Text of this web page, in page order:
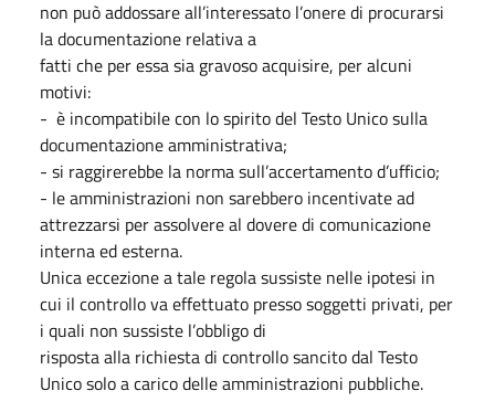
non può addossare all’interessato l’onere di procurarsi
la documentazione relativa a
fatti che per essa sia gravoso acquisire, per alcuni
motivi:
- è incompatibile con lo spirito del Testo Unico sulla
documentazione amministrativa;
- si raggirerebbe la norma sull’accertamento d’ufficio;
- le amministrazioni non sarebbero incentivate ad
attrezzarsi per assolvere al dovere di comunicazione
interna ed esterna.
Unica eccezione a tale regola sussiste nelle ipotesi in
cui il controllo va effettuato presso soggetti privati, per
i quali non sussiste l’obbligo di
risposta alla richiesta di controllo sancito dal Testo
Unico solo a carico delle amministrazioni pubbliche.